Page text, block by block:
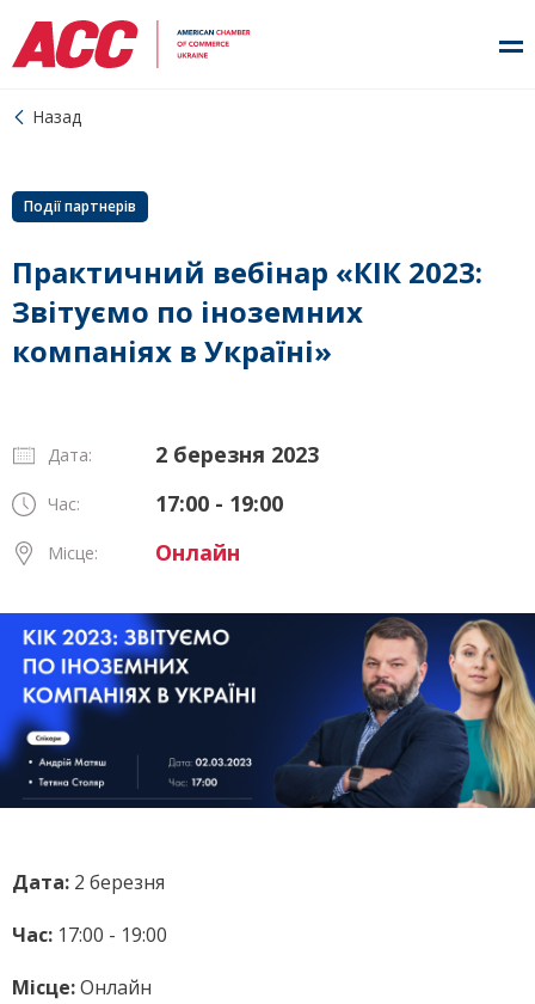
Назад
Події партнерів
Практичний вебінар «КІК 2023:
Звітуємо по іноземних
компаніях в Україні»
Дата: 2 березня 2023
Час: 17:00 - 19:00
Місце: Онлайн
Дата: 2 березня
Час: 17:00 - 19:00
Місце:Онлайн